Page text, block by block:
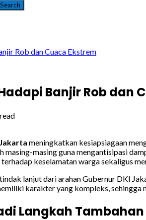
Rob dan Cuaca Ekstrem
Banjir Rob dan
meningkatkan kesiapsiagaan
masing guna mengantisipasi
keselamatan warga sekaligus
lanjut dari arahan Gubernur DKI
karakter yang kompleks,
Langkah Tambahan